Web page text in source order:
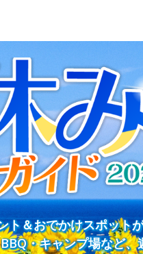
ト＆おでかけスポット
・キャンプ場など